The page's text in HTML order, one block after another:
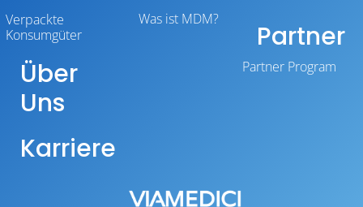
Verpackte
Konsumgüter
Über
Uns
Karriere
Was ist MDM?
Partner
Partner Program